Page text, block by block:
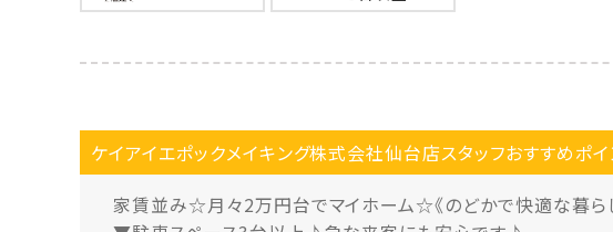
ケイアイエポックメイキング株式会社仙台店スタッフおすすめポイ
家賃並み☆月々2万円台でマイホーム☆《のどかで快適な暮ら